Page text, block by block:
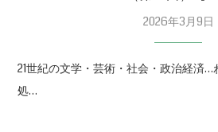
2026年3月9日
21世紀の文学・芸術・社会・政治経済
処…